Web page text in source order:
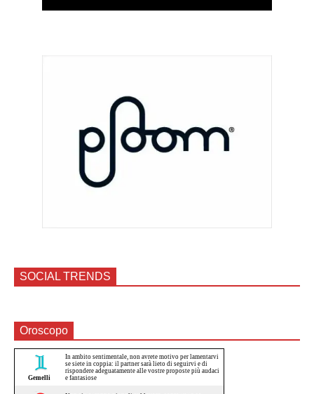
SOCIAL TRENDS
Oroscopo